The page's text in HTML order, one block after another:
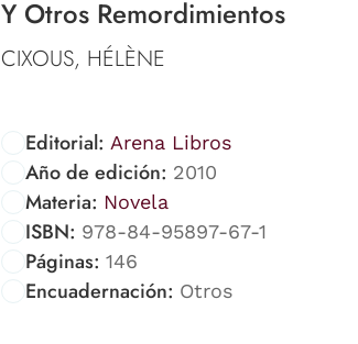
Y Otros Remordimientos
CIXOUS, HÉLÈNE
Editorial: Arena Libros
Año de edición: 2010
Materia: Novela
ISBN: 978-84-95897-67-1
Páginas: 146
Encuadernación: Otros